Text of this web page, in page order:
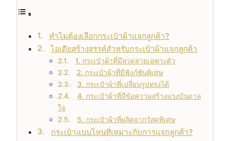
ทำไมต้องเลือกกระเป๋าผ้าแจกลูกค้า?
ไอเดียสร้างสรรค์สำหรับกระเป๋าผ้าแจกลูกค้า
1. กระเป๋าผ้าที่มีลวดลายเฉพาะตัว
2. กระเป๋าผ้าที่มีฟังก์ชันพิเศษ
3. กระเป๋าผ้าที่เปลี่ยนรูปทรงได้
4. กระเป๋าผ้าที่มีข้อความสร้างแรงบันดาล
ใจ
5. กระเป๋าผ้าที่ผลิตจากวัสดุพิเศษ
กระเป๋าแบบไหนที่เหมาะกับการแจกลูกค้า?